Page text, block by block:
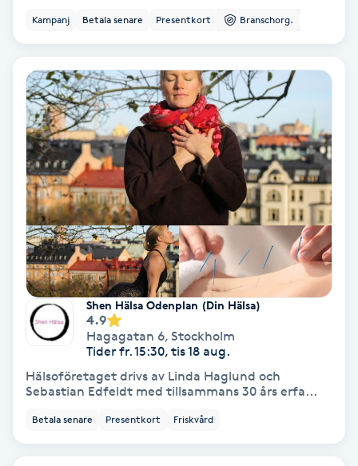
Olaplex
Olaplexbehandling
Ombre
Ombre brows
Ombre naglar
Optiker
Ortobionomi
Ortopedi
Osteopati
Kampanj Betala senare Presentkort Branschorg.
Shen Hälsa Odenplan (Din Hälsa)
4.9
Hagagatan 6, Stockholm
Tider fr. 15:30, tis 18 aug.
Hälsoföretaget drivs av Linda Haglund och
Sebastian Edfeldt med tillsammans 30 års erfa...
Betala senare Presentkort Friskvård